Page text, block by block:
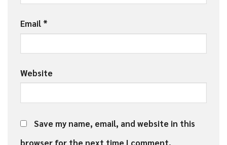
Email *
Website
Save my name, email, and website in this
browser for the next time I comment.